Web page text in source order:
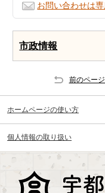
お問い合わせは
市政情報
前のペー
ホームページの使い方
個人情報の取り扱い